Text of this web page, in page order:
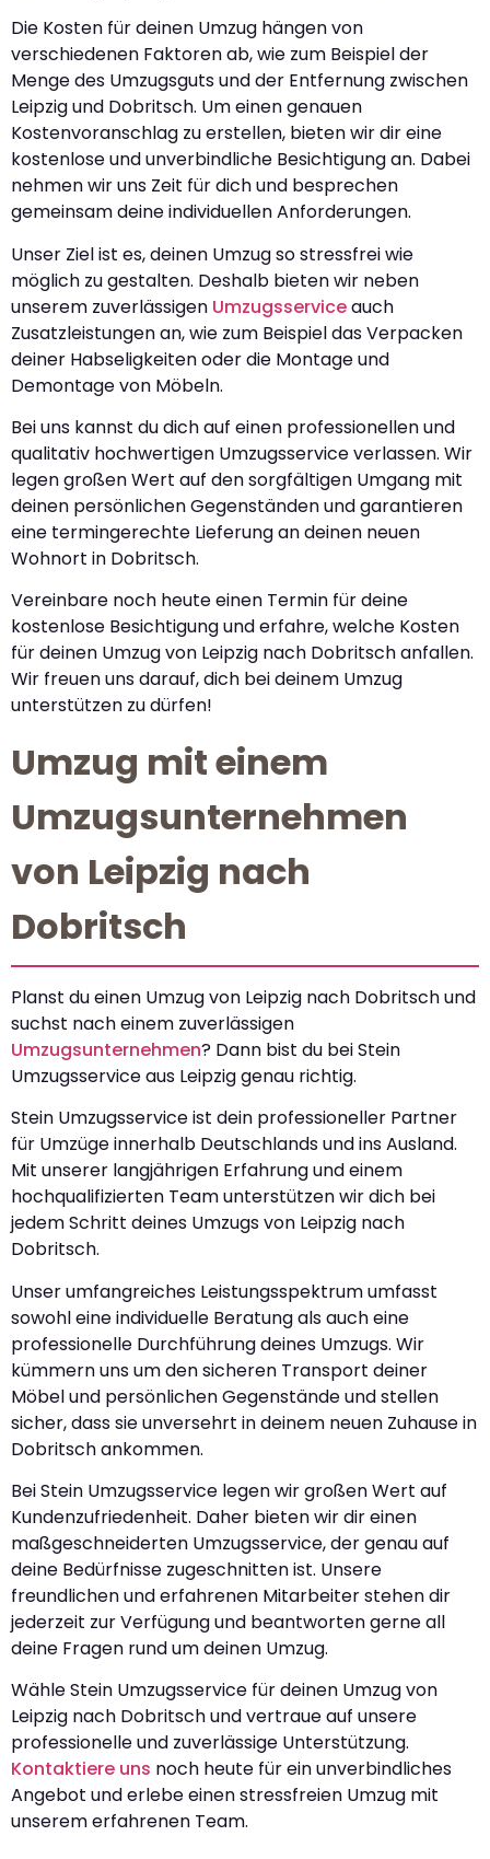
Die Kosten für deinen Umzug hängen von
verschiedenen Faktoren ab, wie zum Beispiel der
Menge des Umzugsguts und der Entfernung zwischen
Leipzig und Dobritsch. Um einen genauen
Kostenvoranschlag zu erstellen, bieten wir dir eine
kostenlose und unverbindliche Besichtigung an. Dabei
nehmen wir uns Zeit für dich und besprechen
gemeinsam deine individuellen Anforderungen.
Unser Ziel ist es, deinen Umzug so stressfrei wie
möglich zu gestalten. Deshalb bieten wir neben
unserem zuverlässigen Umzugsserviceauch
Zusatzleistungen an, wie zum Beispiel das Verpacken
deiner Habseligkeiten oder die Montage und
Demontage von Möbeln.
Bei uns kannst du dich auf einen professionellen und
qualitativ hochwertigen Umzugsservice verlassen. Wir
legen großen Wert auf den sorgfältigen Umgang mit
deinen persönlichen Gegenständen und garantieren
eine termingerechte Lieferung an deinen neuen
Wohnort in Dobritsch.
Vereinbare noch heute einen Termin für deine
kostenlose Besichtigung und erfahre, welche Kosten
für deinen Umzug von Leipzig nach Dobritsch anfallen.
Wir freuen uns darauf, dich bei deinem Umzug
unterstützen zu dürfen!
Umzug mit einem
Umzugsunternehmen
von Leipzig nach
Dobritsch
Planst du einen Umzug von Leipzig nach Dobritsch und
suchst nach einem zuverlässigen
Umzugsunternehmen? Dann bist du bei Stein
Umzugsservice aus Leipzig genau richtig.
Stein Umzugsservice ist dein professioneller Partner
für Umzüge innerhalb Deutschlands und ins Ausland.
Mit unserer langjährigen Erfahrung und einem
hochqualifizierten Team unterstützen wir dich bei
jedem Schritt deines Umzugs von Leipzig nach
Dobritsch.
Unser umfangreiches Leistungsspektrum umfasst
sowohl eine individuelle Beratung als auch eine
professionelle Durchführung deines Umzugs. Wir
kümmern uns um den sicheren Transport deiner
Möbel und persönlichen Gegenstände und stellen
sicher, dass sie unversehrt in deinem neuen Zuhause in
Dobritsch ankommen.
Bei Stein Umzugsservice legen wir großen Wert auf
Kundenzufriedenheit. Daher bieten wir dir einen
maßgeschneiderten Umzugsservice, der genau auf
deine Bedürfnisse zugeschnitten ist. Unsere
freundlichen und erfahrenen Mitarbeiter stehen dir
jederzeit zur Verfügung und beantworten gerne all
deine Fragen rund um deinen Umzug.
Wähle Stein Umzugsservice für deinen Umzug von
Leipzig nach Dobritsch und vertraue auf unsere
professionelle und zuverlässige Unterstützung.
Kontaktiere uns noch heute für ein unverbindliches
Angebot und erlebe einen stressfreien Umzug mit
unserem erfahrenen Team.